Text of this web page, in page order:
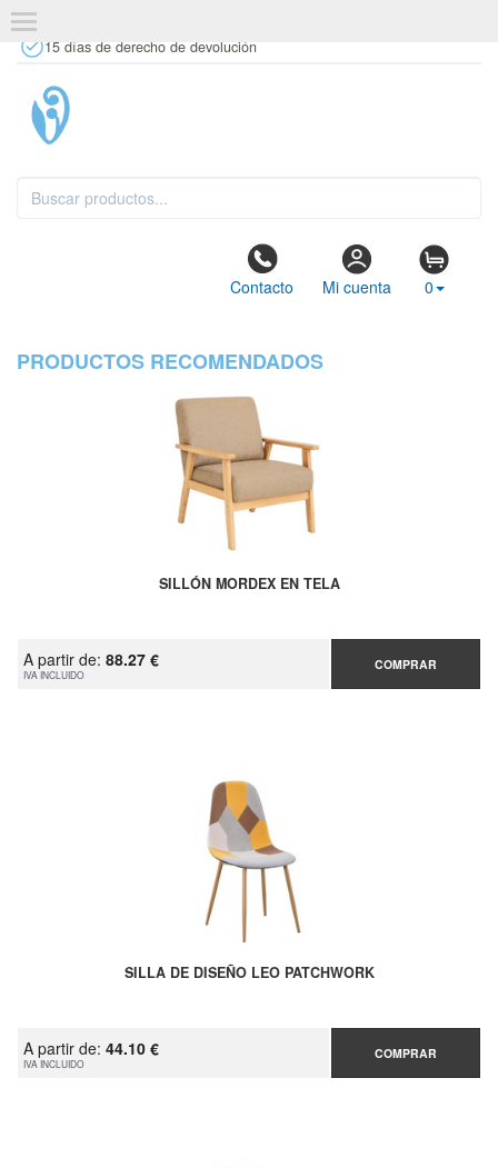
15 días de derecho de devolución
Contacto Mi cuenta 0
PRODUCTOS RECOMENDADOS
SILLÓN MORDEX EN TELA
A partir de: 88.27 €
IVA INCLUIDO
COMPRAR
SILLA DE DISEÑO LEO PATCHWORK
A partir de: 44.10 €
IVA INCLUIDO
COMPRAR